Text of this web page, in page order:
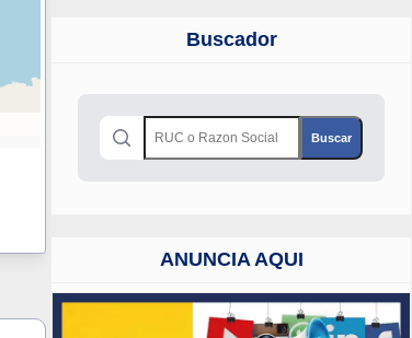
Buscador
ANUNCIA AQUI